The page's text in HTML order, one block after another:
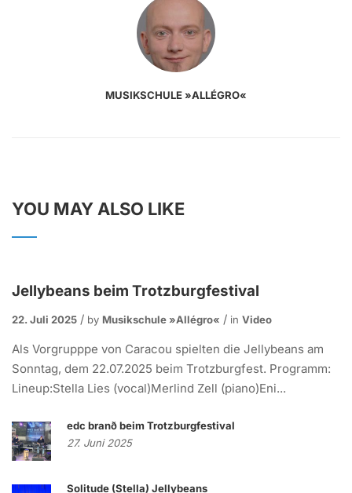
MUSIKSCHULE »ALLÉGRO«
YOU MAY ALSO LIKE
Jellybeans beim Trotzburgfestival
22. Juli 2025 by Musikschule »allégro« in Video
Als Vorgrupppe von Caracou spielten die Jellybeans am
Sonntag, dem 22.07.2025 beim Trotzburgfest. Programm:
Lineup:Stella Lies (vocal)Merlind Zell (piano)Eni...
edc branð beim Trotzburgfestival
27. Juni 2025
Solitude (Stella) Jellybeans